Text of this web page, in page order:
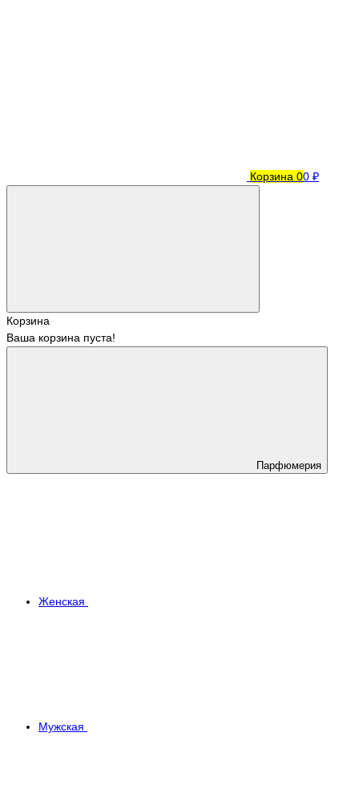
Корзина 00 ₽
Корзина
Ваша корзина пуста!
Парфюмерия
Женская
Мужская